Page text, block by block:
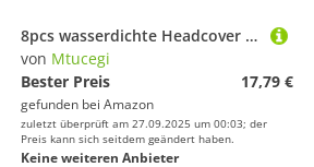
8pcs wasserdichte Headcover Golfs Iron Club Kopfbezüge PU Lederabdeckungen Stangen Schutzhüllen Dauernde wasserdichte Eisenkopfabdeckung Und Headcover
von Mtucegi
Bester Preis
17,79 €
gefunden bei Amazon
zuletzt überprüft am 27.09.2025 um 00:03; der
Preis kann sich seitdem geändert haben.
Keine weiteren Anbieter